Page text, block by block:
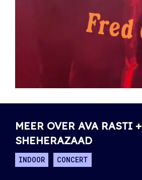
MEER OVER AVA RASTI +
SHEHERAZAAD
INDOOR CONCERT